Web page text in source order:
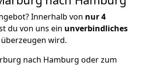
Innerhalb von nur 4
du von uns ein unverbindliches
überzeugen wird.
nach Hamburg oder zum